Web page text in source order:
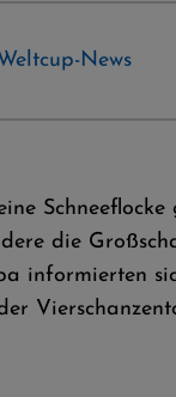
News
die
informierten